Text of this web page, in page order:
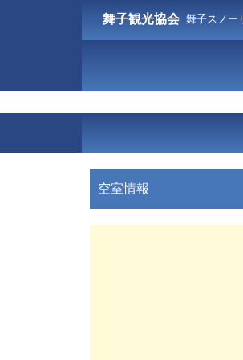
舞子観光協会 舞子スノー
空室情報